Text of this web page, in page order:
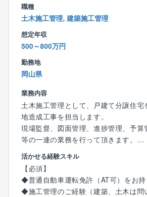
＜勤務地＞
岡山県には下記2つの製鉄所がございま
倉敷事業所：岡山県倉敷市水島川崎通1
福山事業所：岡山県笠岡市鋼管町8番地
※ご希望も踏まえて配属いたします。
◎世界に誇る鉄鋼メーカーグループ！
世界有数の大手鉄鋼メーカー、JFEス
となっており、創業以来黒字、無借金
おります。
グループの製鉄所の保全事業だけでな
庫を中心にJFEグループ外からの工事
加し業績を伸ばしております。
職種
土木施工管理, 建築施工管理
想定年収
500～800万円
勤務地
岡山県
業務内容
土木施工管理として、戸建て分譲住宅
地造成工事を担当します。
現場監督、図面管理、進捗管理、予算
等の一連の業務を行って頂きます。
【具体的な業務】
◆住宅建設前に、営業が仕入れた土地
ているかなどの調査をして頂きます。
活かせる経験スキル
【必須】
◆普通自動車運転免許（AT可）をお
◆施工管理のご経験（建築、土木は問